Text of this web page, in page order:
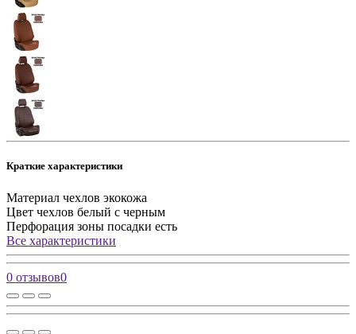
Краткие характеристики
Материал чехлов экокожа
Цвет чехлов белый с черным
Перфорация зоны посадки есть
Все характеристики
0 отзывов0